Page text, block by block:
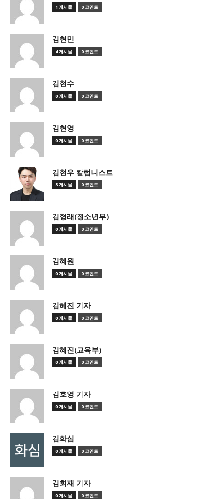
1 게시물 0 코멘트
김현민
4 게시물 0 코멘트
김현수
0 게시물 0 코멘트
김현영
0 게시물 0 코멘트
김현우 칼럼니스트
3 게시물 0 코멘트
김형래(청소년부)
0 게시물 0 코멘트
김혜원
0 게시물 0 코멘트
김혜진 기자
0 게시물 0 코멘트
김혜진(교육부)
0 게시물 0 코멘트
김호영 기자
0 게시물 0 코멘트
김화심
0 게시물 0 코멘트
김회재 기자
0 게시물 0 코멘트